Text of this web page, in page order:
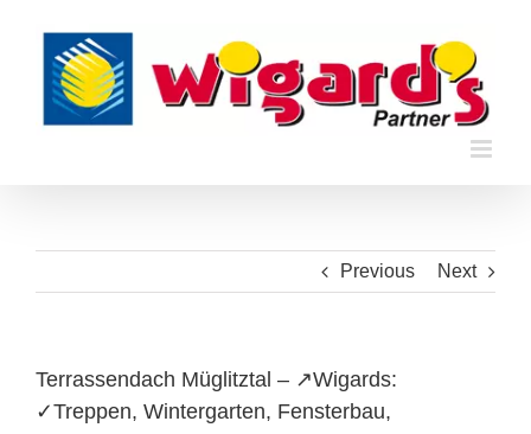
content
Previous Next
Terrassendach Müglitztal – ↗️Wigards:
✓Treppen, Wintergarten, Fensterbau,